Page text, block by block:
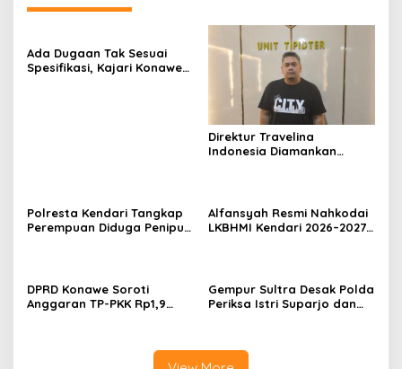
Ada Dugaan Tak Sesuai
Spesifikasi, Kajari Konawe
Direktur Travelina
Indonesia Diamankan
Polresta Kendari Tangkap
Perempuan Diduga Penipu
Alfansyah Resmi Nahkodai
LKBHMI Kendari 2026–2027,
DPRD Konawe Soroti
Anggaran TP-PKK Rp1,9
Gempur Sultra Desak Polda
Periksa Istri Suparjo dan